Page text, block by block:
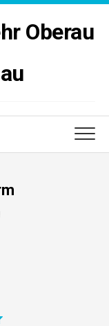
Oberau